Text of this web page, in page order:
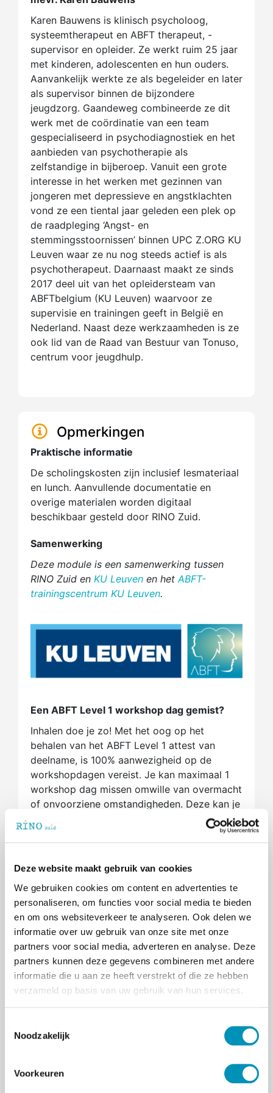
Deze website maakt gebruik van cookies
We gebruiken cookies om content en advertenties te
personaliseren, om functies voor social media te bieden
en om ons websiteverkeer te analyseren. Ook delen we
informatie over uw gebruik van onze site met onze
partners voor social media, adverteren en analyse. Deze
partners kunnen deze gegevens combineren met andere
informatie die u aan ze heeft verstrekt of die ze hebben
verzameld op basis van uw gebruik van hun services.
Noodzakelijk
Voorkeuren
Karen Bauwens is klinisch psycholoog,
systeemtherapeut en ABFT therapeut, -
supervisor en opleider. Ze werkt ruim 25 jaar
met kinderen, adolescenten en hun ouders.
Aanvankelijk werkte ze als begeleider en later
als supervisor binnen de bijzondere
jeugdzorg. Gaandeweg combineerde ze dit
werk met de coördinatie van een team
gespecialiseerd in psychodiagnostiek en het
aanbieden van psychotherapie als
zelfstandige in bijberoep. Vanuit een grote
interesse in het werken met gezinnen van
jongeren met depressieve en angstklachten
vond ze een tiental jaar geleden een plek op
de raadpleging ‘Angst- en
stemmingsstoornissen’ binnen UPC Z.ORG KU
Leuven waar ze nu nog steeds actief is als
psychotherapeut. Daarnaast maakt ze sinds
2017 deel uit van het opleidersteam van
ABFTbelgium (KU Leuven) waarvoor ze
supervisie en trainingen geeft in België en
Nederland. Naast deze werkzaamheden is ze
ook lid van de Raad van Bestuur van Tonuso,
centrum voor jeugdhulp.
Opmerkingen
Praktische informatie
De scholingskosten zijn inclusief lesmateriaal
en lunch. Aanvullende documentatie en
overige materialen worden digitaal
beschikbaar gesteld door RINO Zuid.
Samenwerking
Deze module is een samenwerking tussen
RINO Zuid en KU Leuven en het ABFT-
trainingscentrum KU Leuven.
Een ABFT Level 1 workshop dag gemist?
Inhalen doe je zo! Met het oog op het
behalen van het ABFT Level 1 attest van
deelname, is 100% aanwezigheid op de
workshopdagen vereist. Je kan maximaal 1
workshop dag missen omwille van overmacht
of onvoorziene omstandigheden. Deze kan je
vervolgens alleen inhalen door bij een andere
ABFT level 1 training de gemiste dag in te
de open inschrijvingen en mocht daar geen
geschikte datum bij zitten neem dan contact
op metnascholing@rinozuid.nl om te
bespreken of er een in-company training
ergens in Nederland is waar je mogelijk je
gemiste dag in kan halen.
ABFT voor gemeenteteams?
Gezinscoaches bij de gemeente die werken
met de Attachment Based Family Therapy
volwassenen en hun ouders die al jarenlang
mee, zou je denken? Op het eerste oog lijkt